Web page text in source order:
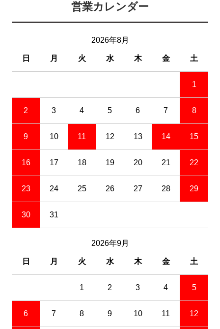
営業カレンダー
2026年8月
日 月 火 水 木 金 土
1
2 3 4 5 6 7 8
9 10 11 12 13 14 15
16 17 18 19 20 21 22
23 24 25 26 27 28 29
30 31
2026年9月
日 月 火 水 木 金 土
1 2 3 4 5
6 7 8 9 10 11 12